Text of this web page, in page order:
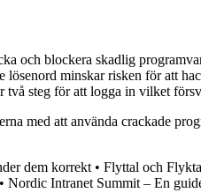
och blockera skadlig
lösenord minskar risken för att
två steg för att logga in vilket
med att använda crackade
dem korrekt • Flyttal och
• Nordic Intranet Summit – En